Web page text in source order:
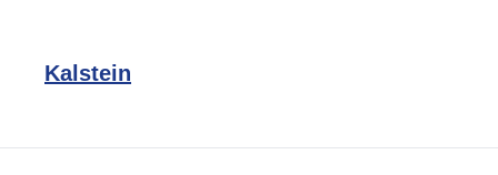
Kalstein